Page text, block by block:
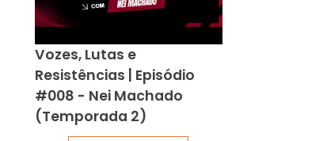
Vozes, Lutas e
Resistências | Episódio
#008 - Nei Machado
(Temporada 2)